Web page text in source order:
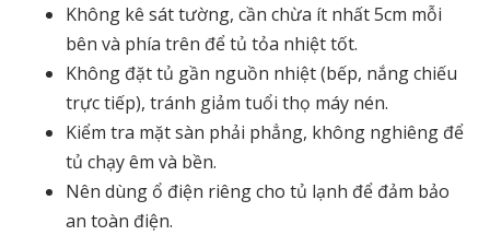
Không kê sát tường, cần chừa ít nhất 5cm mỗi
bên và phía trên để tủ tỏa nhiệt tốt.
Không đặt tủ gần nguồn nhiệt (bếp, nắng chiếu
trực tiếp), tránh giảm tuổi thọ máy nén.
Kiểm tra mặt sàn phải phẳng, không nghiêng để
tủ chạy êm và bền.
Nên dùng ổ điện riêng cho tủ lạnh để đảm bảo
an toàn điện.